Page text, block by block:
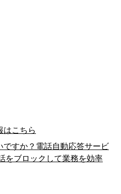
はこちら
すか？電話自動応答サービ
をブロックして業務を効率